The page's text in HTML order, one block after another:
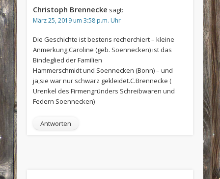
Christoph Brennecke sagt:
März 25, 2019 um 3:58 p.m. Uhr
Die Geschichte ist bestens recherchiert – kleine
Anmerkung,Caroline (geb. Soennecken) ist das
Bindeglied der Familien
Hammerschmidt und Soennecken (Bonn) – und
ja,sie war nur schwarz gekleidet.C.Brennecke (
Urenkel des Firmengründers Schreibwaren und
Federn Soennecken)
Antworten